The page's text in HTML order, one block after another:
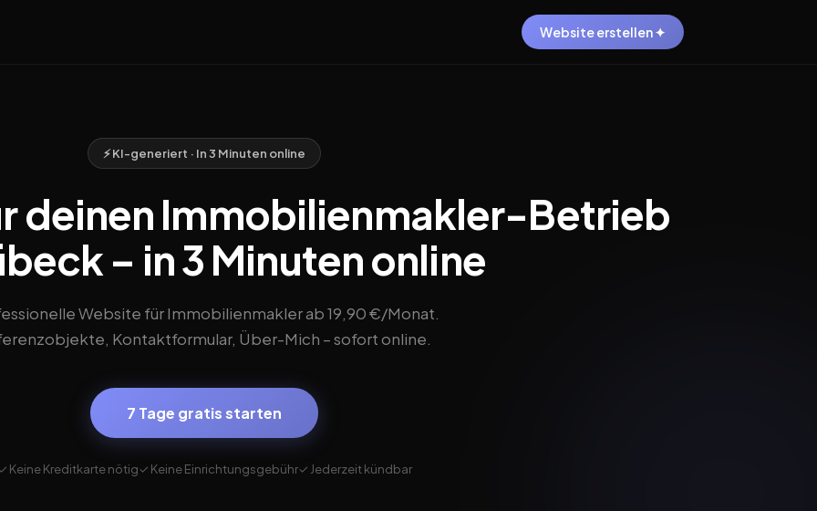
Website erstellen ✦
⚡ KI-generiert · In 3 Minuten online
deinen Immobilienmakler-Betrieb
– in 3 Minuten online
Website für Immobilienmakler ab 19,90 €/Monat.
Kontaktformular, Über-Mich – sofort online.
7 Tage gratis starten
Keine Kreditkarte nötig✓ Keine Einrichtungsgebühr✓ Jederzeit kündbar